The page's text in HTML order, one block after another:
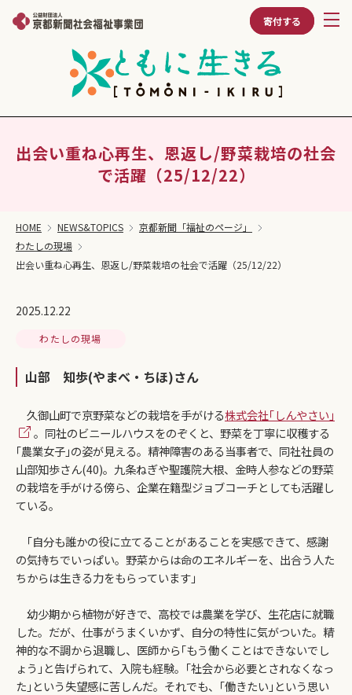
寄付する
出会い重ね心再生、恩返し/野菜栽培の社会
で活躍（25/12/22）
HOME NEWS&TOPICS
京都新聞「福祉のページ」
わたしの現場
出会い重ね心再生、恩返し/野菜栽培の社会で活躍（25/12/22）
2025.12.22
わたしの現場
山部 知歩(やまべ・ちほ)さん
久御山町で京野菜などの栽培を手がける株式会社｢しんやさい｣
。同社のビニールハウスをのぞくと、野菜を丁寧に収穫する
｢農業女子｣の姿が見える。精神障害のある当事者で、同社社員の
山部知歩さん(40)。九条ねぎや聖護院大根、金時人参などの野菜
の栽培を手がける傍ら、企業在籍型ジョブコーチとしても活躍し
ている。
｢自分も誰かの役に立てることがあることを実感できて、感謝
の気持ちでいっぱい。野菜からは命のエネルギーを、出合う人た
ちからは生きる力をもらっています｣
幼少期から植物が好きで、高校では農業を学び、生花店に就職
した。だが、仕事がうまくいかず、自分の特性に気がついた。精
神的な不調から退職し、医師から｢もう働くことはできないでし
ょう｣と告げられて、入院も経験。｢社会から必要とされなくなっ
た｣という失望感に苦しんだ。それでも、｢働きたい｣という思い